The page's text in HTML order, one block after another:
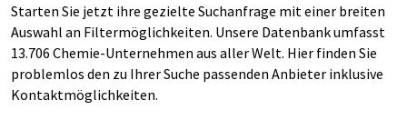
Starten Sie jetzt ihre gezielte Suchanfrage mit einer breiten
Auswahl an Filtermöglichkeiten. Unsere Datenbank umfasst
13.706 Chemie-Unternehmen aus aller Welt. Hier finden Sie
problemlos den zu Ihrer Suche passenden Anbieter inklusive
Kontaktmöglichkeiten.